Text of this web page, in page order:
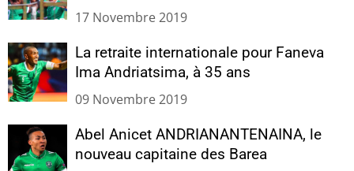
17 Novembre 2019
La retraite internationale pour Faneva
Ima Andriatsima, à 35 ans
09 Novembre 2019
Abel Anicet ANDRIANANTENAINA, le
nouveau capitaine des Barea